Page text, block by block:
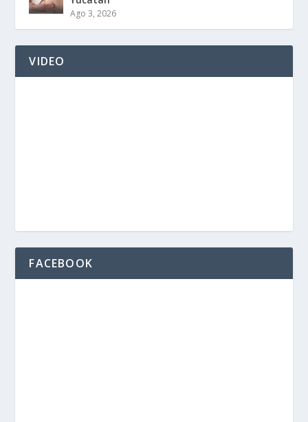
Ago 3, 2026
VIDEO
FACEBOOK